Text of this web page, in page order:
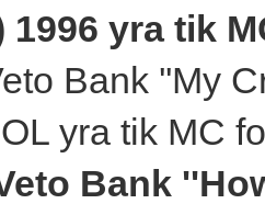
1996 yra tik
Bank ''My
yra tik MC
Bank